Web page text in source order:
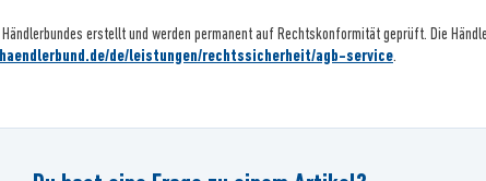
erstellt und werden permanent auf Rechtskonformität geprüft. Die
de/leistungen/rechtssicherheit/agb-service.